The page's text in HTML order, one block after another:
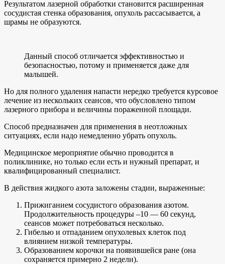
Результатом лазерной обработки становится расширенная
сосудистая стенка образования, опухоль рассасывается, а
шрамы не образуются.
Данный способ отличается эффективностью и
безопасностью, потому и применяется даже для
малышей.
Но для полного удаления напасти нередко требуется курсовое
лечение из нескольких сеансов, что обусловлено типом
лазерного прибора и величины пораженной площади.
Способ предназначен для применения в неотложных
ситуациях, если надо немедленно убрать опухоль.
Медицинское мероприятие обычно проводится в
поликлинике, но только если есть и нужный препарат, и
квалифицированный специалист.
В действия жидкого азота заложены стадии, выраженные:
Прижиганием сосудистого образования азотом.
Продолжительность процедуры –10 — 60 секунд,
сеансов может потребоваться несколько.
Гибелью и отпаданием опухолевых клеток под
влиянием низкой температуры.
Образованием корочки на появившейся ране (она
сохраняется примерно 2 недели).